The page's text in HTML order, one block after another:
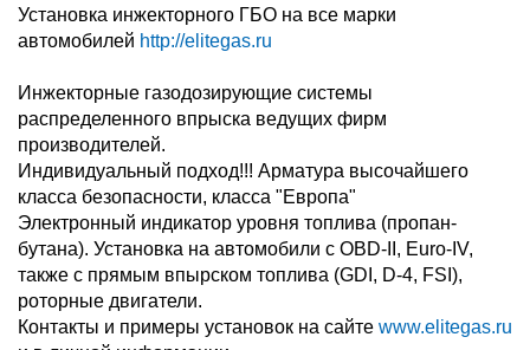
Установка инжекторного ГБО на все марки
автомобилей http://elitegas.ru
Инжекторные газодозирующие системы
распределенного впрыска ведущих фирм
производителей.
Индивидуальный подход!!! Арматура высочайшего
класса безопасности, класса "Европа"
Электронный индикатор уровня топлива (пропан-
бутана). Установка на автомобили с OBD-II, Euro-IV,
также с прямым впырском топлива (GDI, D-4, FSI),
роторные двигатели.
Контакты и примеры установок на сайте www.elitegas.ru